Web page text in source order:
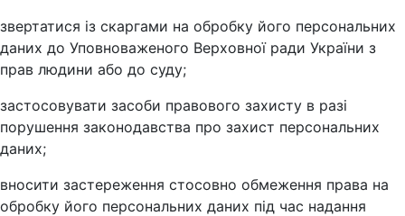
звертатися із скаргами на обробку його персональних
даних до Уповноваженого Верховної ради України з
прав людини або до суду;
застосовувати засоби правового захисту в разі
порушення законодавства про захист персональних
даних;
вносити застереження стосовно обмеження права на
обробку його персональних даних під час надання